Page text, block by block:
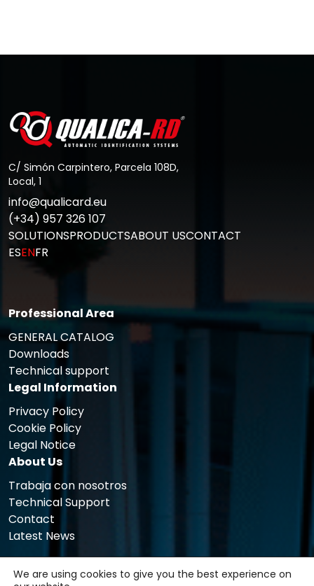
Go to Post
C/ Simón Carpintero, Parcela 108D,
Local, 1
info@qualicard.eu
(+34) 957 326 107
SOLUTIONSPRODUCTSABOUT USCONTACT
ESENFR
Professional Area
GENERAL CATALOG
Downloads
Technical support
Legal Information
Privacy Policy
Cookie Policy
Legal Notice
About Us
Trabaja con nosotros
Technical Support
Contact
Latest News
We are using cookies to give you the best experience on